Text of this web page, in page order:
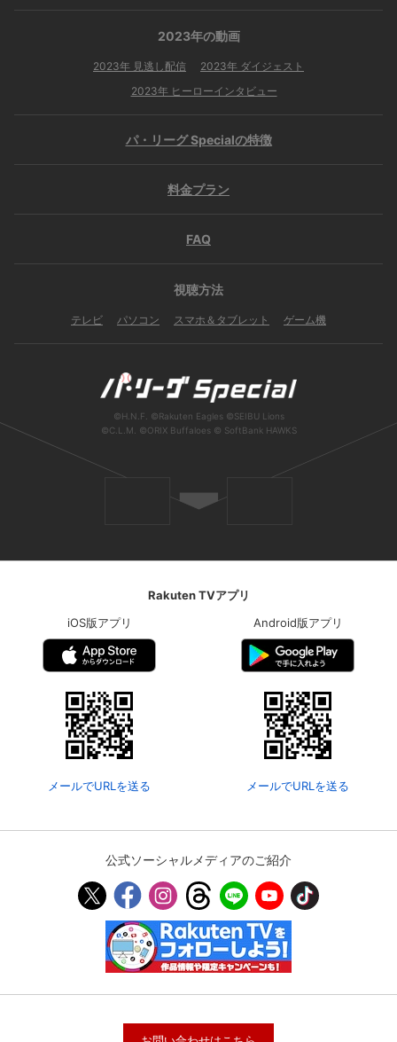
ジットカード情報の変更が可能です。
決済方法の変更が可能です。
レンタル、購入、定額見放題の購入履歴の
確認が可能です。こちらから視聴いただく
お気に入りに登録した作品を確認できま
す。お気に入りに追加した作品の削除も可
能です。
の削除も可能です。
視聴年齢制限
サイト内で表示される作品の表示制限が可
能です。5段階の年齢区分から選択できま
スマホなどでRakuten TVを視聴する際のデ
パスコード設定
視聴年齢制限の変更時にパスコード入力が
求められるのでお子さまがいても安心で
定額見放題コンテンツの解約はこちらから
ログアウト
2023年の動画
2023年 見逃し配信
2023年 ダイジェスト
2023年 ヒーローインタビュー
パ・リーグ Specialの特徴
料金プラン
FAQ
視聴方法
テレビ パソコン スマホ＆タブレット ゲーム機
©H.N.F. ©Rakuten Eagles ©SEIBU Lions
©C.L.M. ©ORIX Buffaloes © SoftBank HAWKS
Rakuten TVアプリ
iOS版アプリ
メールでURLを送る
Android版アプリ
メールでURLを送る
公式ソーシャルメディアのご紹介